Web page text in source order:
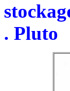
. Pluto